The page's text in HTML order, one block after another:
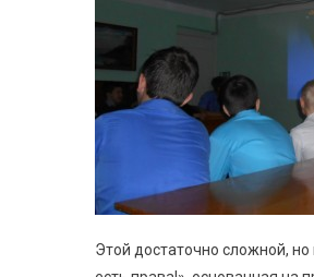
Этой достаточно сложной,